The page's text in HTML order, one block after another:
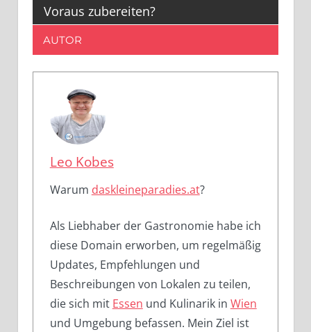
Voraus zubereiten?
AUTOR
Leo Kobes
Warum daskleineparadies.at?
Als Liebhaber der Gastronomie habe ich
diese Domain erworben, um regelmäßig
Updates, Empfehlungen und
Beschreibungen von Lokalen zu teilen,
die sich mit Essen und Kulinarik in Wien
und Umgebung befassen. Mein Ziel ist